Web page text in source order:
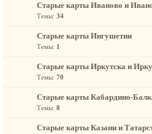
Старые карты Иваново и
Темы: 34
Старые карты Ингушетии
Темы: 1
Старые карты Иркутска и
Темы: 70
Старые карты Кабардино-
Темы: 8
Старые карты Казани и